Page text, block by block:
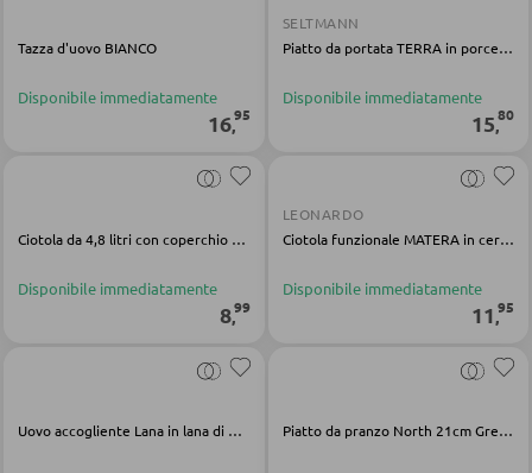
Altri mobili per bambini
CAMERETTE JUNIOR
Letti junior
Camerette bimbi e junior complete
SCRIVANIE
Scrivanie da ufficio
Scrivanie ad angolo
Tazza d'uovo BIANCO
Disponibile immediatamente
16,95
SELTMANN
Piatto da portata TERRA in porcellana grigia
Disponibile immediatamente
15,80
Ciotola da 4,8 litri con coperchio CARUBA
Disponibile immediatamente
8,99
LEONARDO
Ciotola funzionale MATERA in ceramica antracite
Disponibile immediatamente
11,95
Uovo accogliente Lana in lana di pecora multicolore Piatto da pranzo North 21cm Gres bianco opaco/muschio opaco